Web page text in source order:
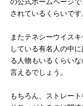
されているくらいです
またテネシーウイス
している有名人の中に
る人物もいるくらい
言えるでしょう。
もちろん、ストレー